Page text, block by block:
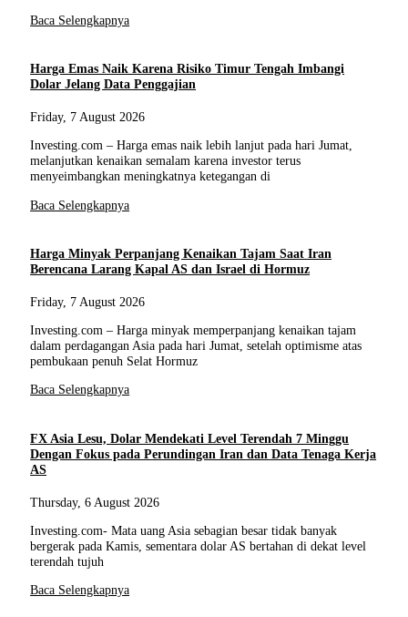
Baca Selengkapnya
Harga Emas Naik Karena Risiko Timur Tengah Imbangi
Dolar Jelang Data Penggajian
Friday, 7 August 2026
Investing.com – Harga emas naik lebih lanjut pada hari Jumat,
melanjutkan kenaikan semalam karena investor terus
menyeimbangkan meningkatnya ketegangan di
Baca Selengkapnya
Harga Minyak Perpanjang Kenaikan Tajam Saat Iran
Berencana Larang Kapal AS dan Israel di Hormuz
Friday, 7 August 2026
Investing.com – Harga minyak memperpanjang kenaikan tajam
dalam perdagangan Asia pada hari Jumat, setelah optimisme atas
pembukaan penuh Selat Hormuz
Baca Selengkapnya
FX Asia Lesu, Dolar Mendekati Level Terendah 7 Minggu
Dengan Fokus pada Perundingan Iran dan Data Tenaga Kerja
AS
Thursday, 6 August 2026
Investing.com- Mata uang Asia sebagian besar tidak banyak
bergerak pada Kamis, sementara dolar AS bertahan di dekat level
terendah tujuh
Baca Selengkapnya